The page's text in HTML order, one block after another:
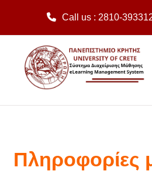
Call us : 2810-
Πληροφορίες